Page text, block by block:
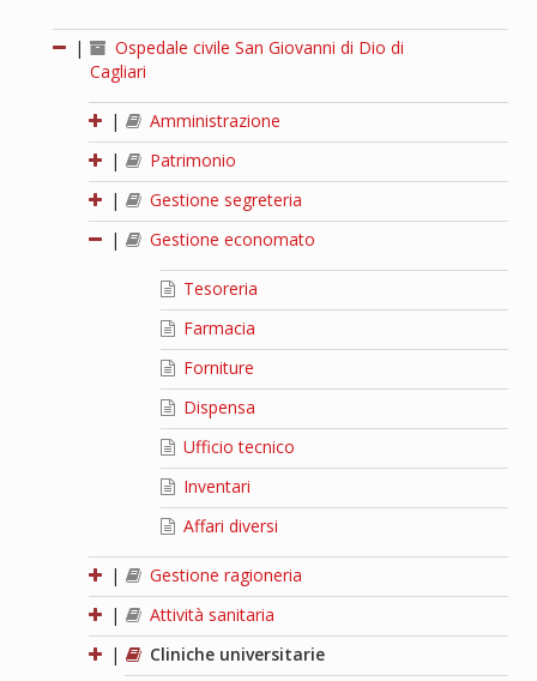
|
Ospedale civile San Giovanni di Dio di
Cagliari
|
Amministrazione
|
Patrimonio
|
Gestione segreteria
|
Gestione economato
Tesoreria
Farmacia
Forniture
Dispensa
Ufficio tecnico
Inventari
Affari diversi
|
Gestione ragioneria
|
Attività sanitaria
|
Cliniche universitarie